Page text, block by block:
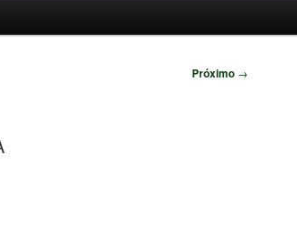
Próximo →